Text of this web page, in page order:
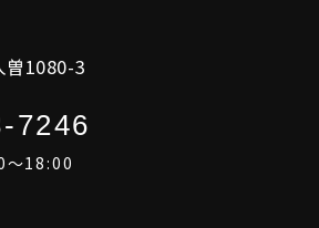
曽1080-3
7246
～18:00